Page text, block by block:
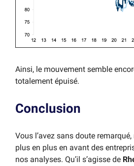
Ainsi, le mouvement semble
totalement épuisé.
Conclusion
Vous l’avez sans doute
plus en plus en avant des
nos analyses. Qu’il s’agisse de